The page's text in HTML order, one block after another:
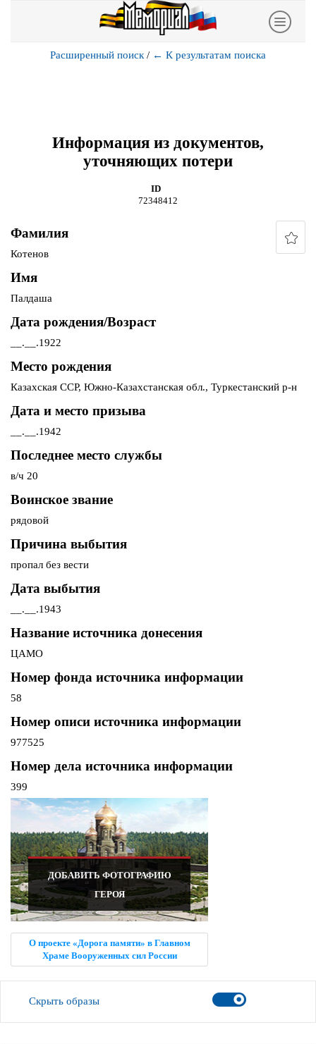
Расширенный поиск / ← К результатам поиска
Информация из документов,
уточняющих потери
ID
72348412
Фамилия
Котенов
Имя
Палдаша
Дата рождения/Возраст
__.__.1922
Место рождения
Казахская ССР, Южно-Казахстанская обл., Туркестанский р-н
Дата и место призыва
__.__.1942
Последнее место службы
в/ч 20
Воинское звание
рядовой
Причина выбытия
пропал без вести
Дата выбытия
__.__.1943
Название источника донесения
ЦАМО
Номер фонда источника информации
58
Номер описи источника информации
977525
Номер дела источника информации
399
ДОБАВИТЬ ФОТОГРАФИЮ
ГЕРОЯ
О проекте «Дорога памяти» в Главном
Храме Вооруженных сил России
Скрыть образы